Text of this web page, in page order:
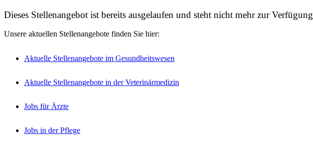
Dieses Stellenangebot ist bereits ausgelaufen und steht nicht mehr zur Verfügung
Unsere aktuellen Stellenangebote finden Sie hier:
Aktuelle Stellenangebote im Gesundheitswesen
Aktuelle Stellenangebote in der Veterinärmedizin
Jobs für Ärzte
Jobs in der Pflege